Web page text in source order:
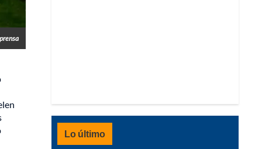
Lo último